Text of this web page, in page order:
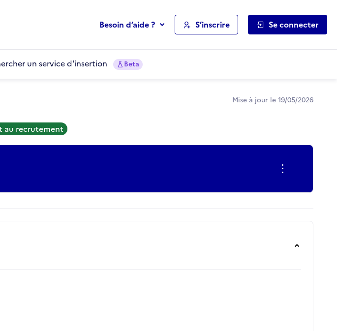
Besoin d’aide ? S’inscrire Se connecter
un service d'insertion Beta
Mise à jour le 19/05/2026
au recrutement